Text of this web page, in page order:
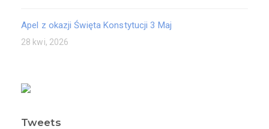
Apel z okazji Święta Konstytucji 3 Maj
28 kwi, 2026
Tweets